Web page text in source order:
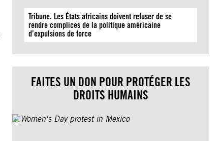
Tribune. Les États africains doivent refuser de se
rendre complices de la politique américaine
d’expulsions de force
FAITES UN DON POUR PROTÉGER LES
DROITS HUMAINS